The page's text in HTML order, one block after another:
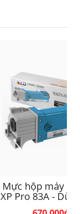
Mực hộp máy in
XP Pro 83A -
máy in HP